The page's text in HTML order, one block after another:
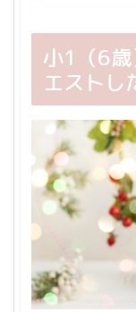
小1（6
エストし